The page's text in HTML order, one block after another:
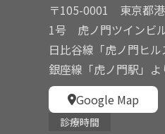
〒105-0001 東京都
1号 虎ノ門ツインビ
日比谷線「虎ノ門ヒ
銀座線「虎ノ門駅」
Google Map
診療時間